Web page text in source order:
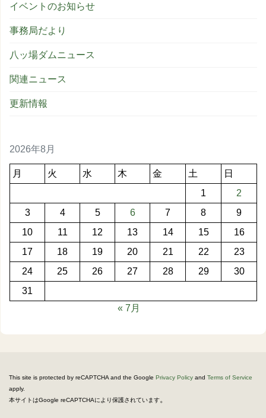
イベントのお知らせ
事務局だより
八ッ場ダムニュース
関連ニュース
更新情報
2026年8月
月 火 水 木 金 土
日
1
2
3
4 5 6 7 8
9
10
11 12 13 14 15
16
17
18 19 20 21 22
23
24
25 26 27 28 29
30
31
« 7月
This site is protected by reCAPTCHA and the Google Privacy Policy and Terms of Service
apply.
本サイトはGoogle reCAPTCHAにより保護されています。